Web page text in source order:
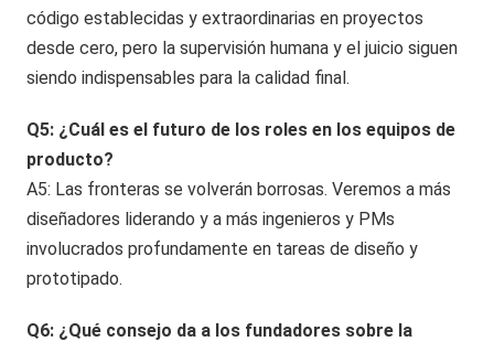
código establecidas y extraordinarias en proyectos
desde cero, pero la supervisión humana y el juicio siguen
siendo indispensables para la calidad final.
Q5: ¿Cuál es el futuro de los roles en los equipos de
producto?
A5: Las fronteras se volverán borrosas. Veremos a más
diseñadores liderando y a más ingenieros y PMs
involucrados profundamente en tareas de diseño y
prototipado.
Q6: ¿Qué consejo da a los fundadores sobre la